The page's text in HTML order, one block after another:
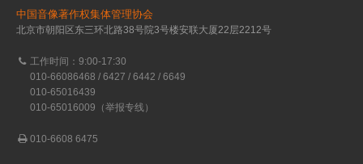
中国音像著作权集体管理协会
北京市朝阳区东三环北路38号院3号楼安联大厦22层2212号
工作时间：9:00-17:30
010-66086468 / 6427 / 6442 / 6649
010-65016439
010-65016009（举报专线）
010-6608 6475